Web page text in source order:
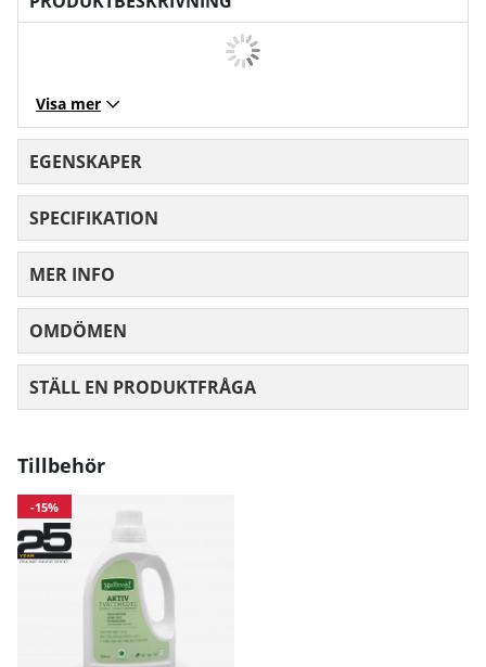
Visa mer
EGENSKAPER
SPECIFIKATION
MER INFO
OMDÖMEN
STÄLL EN PRODUKTFRÅGA
Tillbehör
-15%